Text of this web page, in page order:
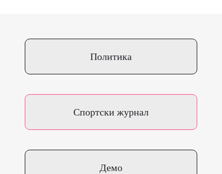
Политика
Спортски журнал
Демо